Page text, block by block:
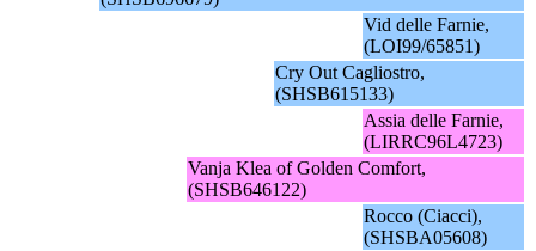
Vid delle Farnie,
(LOI99/65851)
Cry Out Cagliostro,
(SHSB615133)
Assia delle Farnie,
(LIRRC96L4723)
Vanja Klea of Golden Comfort,
(SHSB646122)
Rocco (Ciacci),
(SHSBA05608)